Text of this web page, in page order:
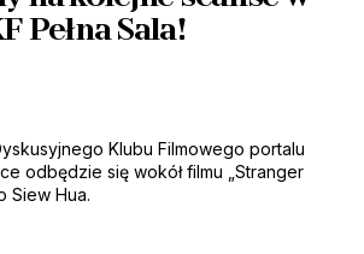
Pełna Sala!
Klubu Filmowego portalu
odbędzie się wokół filmu „Stranger
Siew Hua.